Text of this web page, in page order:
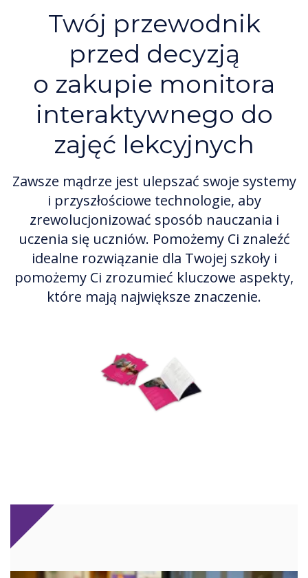
Twój przewodnik
przed decyzją
o zakupie monitora
interaktywnego do
zajęć lekcyjnych
Zawsze mądrze jest ulepszać swoje systemy
i przyszłościowe technologie, aby
zrewolucjonizować sposób nauczania i
uczenia się uczniów. Pomożemy Ci znaleźć
idealne rozwiązanie dla Twojej szkoły i
pomożemy Ci zrozumieć kluczowe aspekty,
które mają największe znaczenie.